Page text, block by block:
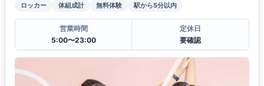
ロッカー 体組成計 無料体験 駅から5分以内
営業時間
5:00〜23:00
定休日
要確認